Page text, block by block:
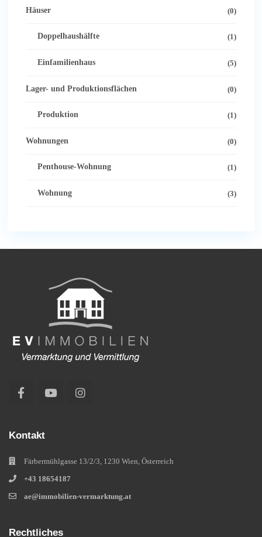
Häuser (0)
Doppelhaushälfte (1)
Einfamilienhaus (5)
Lager- und Produktionsflächen (0)
Produktion (1)
Wohnungen (0)
Penthouse-Wohnung (1)
Wohnung (3)
Kontakt
Färbermühlgasse 13/2/3, 1230 Wien, Österreich
+43 18654187
ae@immobilien-vermarktung.at
Rechtliches